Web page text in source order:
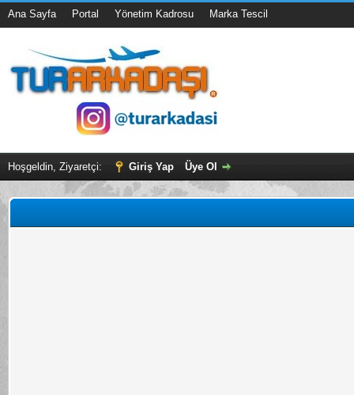
Ana Sayfa Portal Yönetim Kadrosu Marka Tescil
Hoşgeldin, Ziyaretçi: Giriş Yap Üye Ol